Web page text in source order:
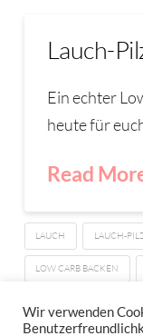
Lauch-
Ein echter
heute für
Read
LAUCH LAUCH-
LOW CARB BACKEN
Wir verwenden